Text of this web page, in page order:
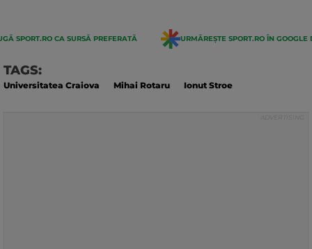
SPORT.RO CA SURSĂ PREFERATĂ URMĂREȘTE SPORT.RO ÎN GOOGLE
TAGS:
Universitatea Craiova Mihai Rotaru Ionut Stroe